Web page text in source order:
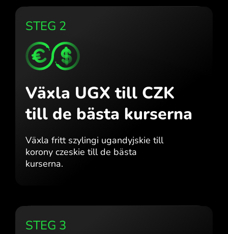
STEG 2
Växla UGX till CZK
till de bästa kurserna
Växla fritt szylingi ugandyjskie till
korony czeskie till de bästa
kurserna.
STEG 3